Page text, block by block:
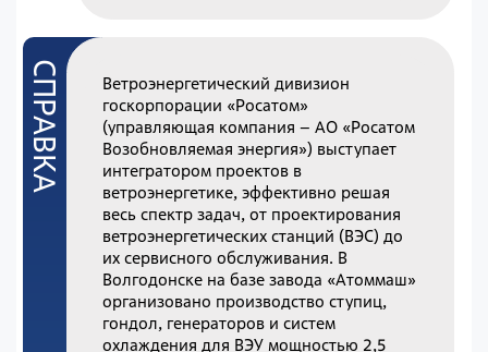
Ветроэнергетический дивизион
госкорпорации «Росатом»
(управляющая компания – АО «Росатом
Возобновляемая энергия») выступает
интегратором проектов в
ветроэнергетике, эффективно решая
весь спектр задач, от проектирования
ветроэнергетических станций (ВЭС) до
их сервисного обслуживания. В
Волгодонске на базе завода «Атоммаш»
организовано производство ступиц,
гондол, генераторов и систем
охлаждения для ВЭУ мощностью 2,5